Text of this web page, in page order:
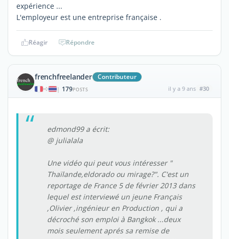
expérience ...
L'employeur est une entreprise française .
Réagir Répondre
frenchfreelander Contributeur
| 179POSTS il y a 9 ans #30
edmond99 a écrit:
@ julialala
Une vidéo qui peut vous intéresser "
Thaïlande,eldorado ou mirage?". C'est un
reportage de France 5 de février 2013 dans
lequel est interviewé un jeune Français
,Olivier ,ingénieur en Production , qui a
décroché son emploi à Bangkok ...deux
mois seulement aprés sa remise de